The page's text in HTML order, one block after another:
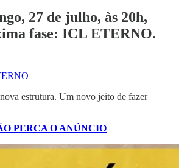
27 de julho, às 20h,
fase: ICL ETERNO.
estrutura. Um novo jeito de fazer
PERCA O ANÚNCIO